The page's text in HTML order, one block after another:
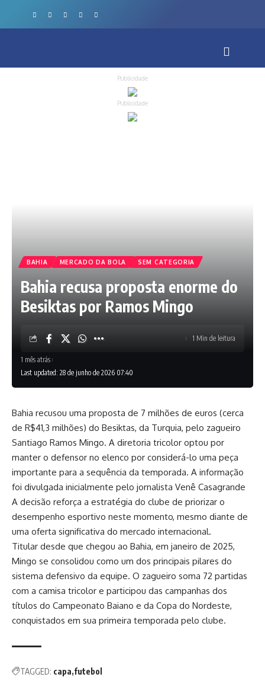
Publicidade
Publicidade
BAHIA MERCADO DA BOLA SEM CATEGORIA
Bahia recusa proposta enorme do
Besiktas por Ramos Mingo
Last updated: 28 de junho de 2026 07:40
1 mês atrás
1 Min de leitura
Bahia recusou uma proposta de 7 milhões de euros (cerca
de R$41,3 milhões) do Besiktas, da Turquia, pelo zagueiro
Santiago Ramos Mingo. A diretoria tricolor optou por
manter o defensor no elenco por considerá-lo uma peça
importante para a sequência da temporada. A informação
foi divulgada inicialmente pelo jornalista Venê Casagrande
A decisão reforça a estratégia do clube de priorizar o
desempenho esportivo neste momento, mesmo diante de
uma oferta significativa do mercado internacional.
Titular desde que chegou ao Bahia, em janeiro de 2025,
Mingo se consolidou como um dos principais pilares do
sistema defensivo da equipe. O zagueiro soma 72 partidas
com a camisa tricolor e participou das campanhas dos
títulos do Campeonato Baiano e da Copa do Nordeste,
conquistados em sua primeira temporada pelo clube.
TAGGED: capa futebol